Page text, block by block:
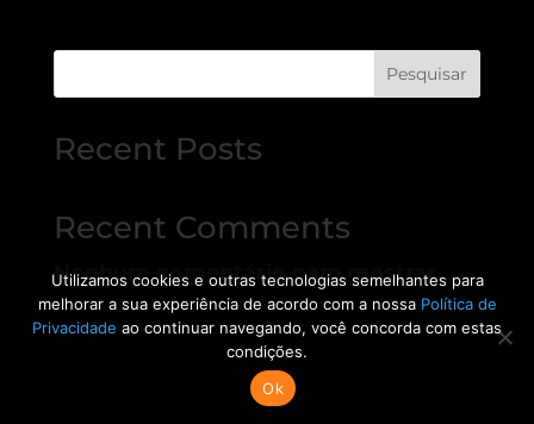
Pesquisar
Recent Posts
Recent Comments
Nenhum comentário para mostrar.
Utilizamos cookies e outras tecnologias semelhantes para
melhorar a sua experiência de acordo com a nossa Política de
Privacidade ao continuar navegando, você concorda com estas
condições.
Ok